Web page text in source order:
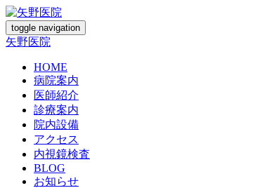
toggle navigation
矢野医院
HOME
病院案内
医師紹介
診療案内
院内設備
アクセス
内視鏡検査
BLOG
お知らせ